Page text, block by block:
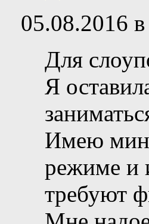
05.08.2016
Для
Я
Имею
режиме и
требуют